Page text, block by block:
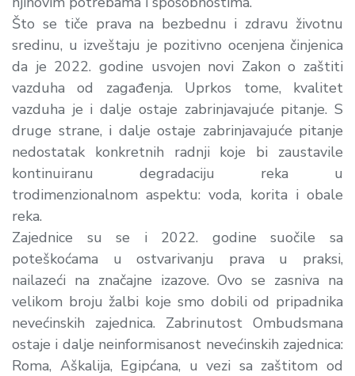
Što se tiče prava na bezbednu i zdravu životnu
sredinu, u izveštaju je pozitivno ocenjena činjenica
da je 2022. godine usvojen novi Zakon o zaštiti
vazduha od zagađenja. Uprkos tome, kvalitet
vazduha je i dalje ostaje zabrinjavajuće pitanje. S
druge strane, i dalje ostaje zabrinjavajuće pitanje
nedostatak konkretnih radnji koje bi zaustavile
kontinuiranu degradaciju reka u
trodimenzionalnom aspektu: voda, korita i obale
reka.
Zajednice su se i 2022. godine suočile sa
poteškoćama u ostvarivanju prava u praksi,
nailazeći na značajne izazove. Ovo se zasniva na
velikom broju žalbi koje smo dobili od pripadnika
nevećinskih zajednica. Zabrinutost Ombudsmana
ostaje i dalje neinformisanost nevećinskih zajednica:
Roma, Aškalija, Egipćana, u vezi sa zaštitom od